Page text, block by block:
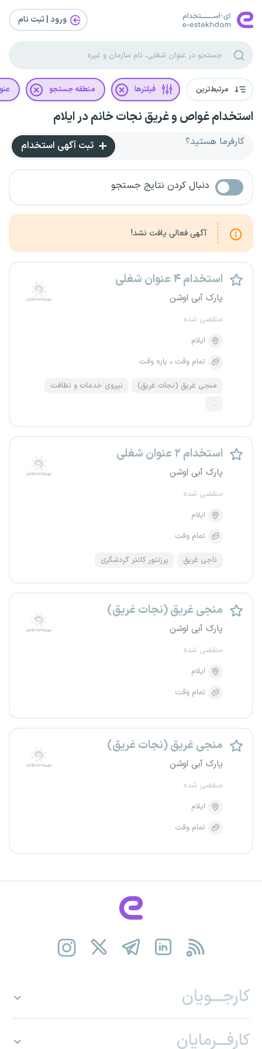
ورود | ثبت‌ نام
مرتبط‌ترین فیلترها منطقه جستجو
استخدام غواص و غریق نجات خانم در ایلام
کارفرما هستید؟ ثبت آگهی استخدام
دنبال کردن نتایج جستجو
آگهی فعالی یافت نشد!
استخدام ۴ عنوان شغلی
پارک آبی اوشن
منقضی شده
ایلام
تمام وقت
پاره وقت
منجی غریق (نجات غریق)
نیروی خدمات و نظافت
...
استخدام ۲ عنوان شغلی
پارک آبی اوشن
منقضی شده
ایلام
تمام وقت
ناجی غریق پرزنتور کانتر گردشگری
منجی غریق (نجات غریق)
پارک آبی اوشن
منقضی شده
ایلام
تمام وقت
منجی غریق (نجات غریق)
پارک آبی اوشن
منقضی شده
ایلام
تمام وقت
کارجـــویان
کارفـــرمایان